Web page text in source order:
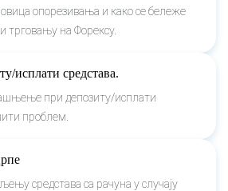
опорезивања и како се бележе
трговању на Форексу.
исплати средстава.
при депозиту/исплати
проблем.
средстава са рачуна у случају